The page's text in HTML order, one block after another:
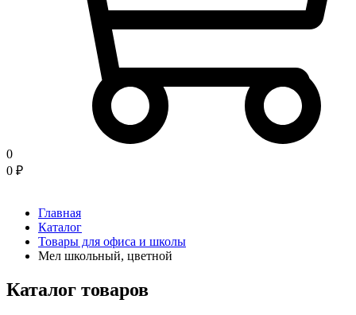
0
0 ₽
Главная
Каталог
Товары для офиса и школы
Мел школьный, цветной
Каталог товаров